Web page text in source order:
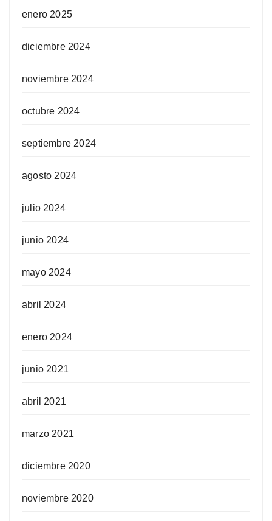
enero 2025
diciembre 2024
noviembre 2024
octubre 2024
septiembre 2024
agosto 2024
julio 2024
junio 2024
mayo 2024
abril 2024
enero 2024
junio 2021
abril 2021
marzo 2021
diciembre 2020
noviembre 2020